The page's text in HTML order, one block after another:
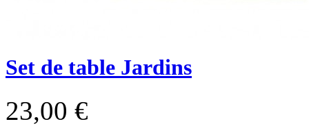
Set de table Jardins
23,00 €